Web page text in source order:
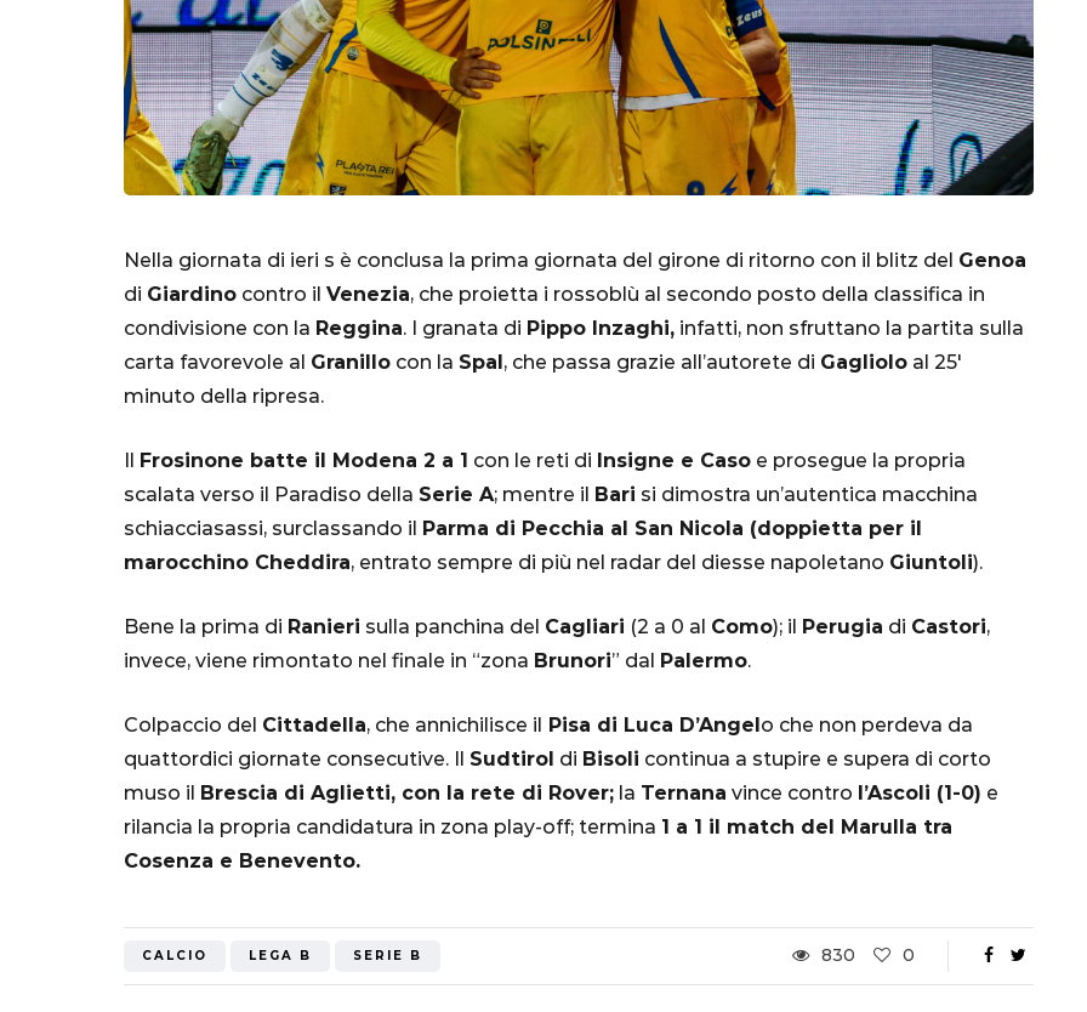
Nella giornata di ieri s è conclusa la prima giornata del girone di ritorno con il blitz del Genoa
di Giardino contro il Venezia, che proietta i rossoblù al secondo posto della classifica in
condivisione con la Reggina. I granata di Pippo Inzaghi, infatti, non sfruttano la partita sulla
carta favorevole al Granillo con la Spal, che passa grazie all’autorete di Gagliolo al 25′
minuto della ripresa.
Il Frosinone batte il Modena 2 a 1 con le reti di Insigne e Caso e prosegue la propria
scalata verso il Paradiso della Serie A; mentre il Bari si dimostra un’autentica macchina
schiacciasassi, surclassando il Parma di Pecchia al San Nicola (doppietta per il
marocchino Cheddira, entrato sempre di più nel radar del diesse napoletano Giuntoli).
Bene la prima di Ranieri sulla panchina del Cagliari (2 a 0 al Como); il Perugia di Castori,
invece, viene rimontato nel finale in “zona Brunori” dal Palermo.
Colpaccio del Cittadella, che annichilisce il Pisa di Luca D’Angelo che non perdeva da
quattordici giornate consecutive. Il Sudtirol di Bisoli continua a stupire e supera di corto
muso il Brescia di Aglietti, con la rete di Rover; la Ternana vince contro l’Ascoli (1-0) e
rilancia la propria candidatura in zona play-off; termina 1 a 1 il match del Marulla tra
Cosenza e Benevento.
CALCIO LEGA B SERIE B 830 0
Lautaro Martinez,
parla l'agente:
"Bayern? Pensa
all'Inter e al
Mondiale"
5 Ottobre 2022
Qatar 2022, Brasile
già qualificato agli
Ottavi di Finale